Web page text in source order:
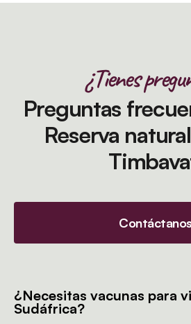
¿Tienes
Preguntas
Reserva
Contáctanos
¿Necesitas vacunas para
Sudáfrica?